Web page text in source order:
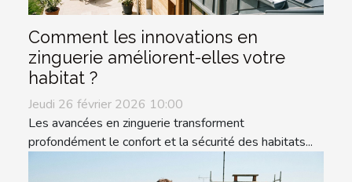
Comment les innovations en
zinguerie améliorent-elles votre
habitat ?
Jeudi 26 février 2026 10:00
Les avancées en zinguerie transforment
profondément le confort et la sécurité des habitats...